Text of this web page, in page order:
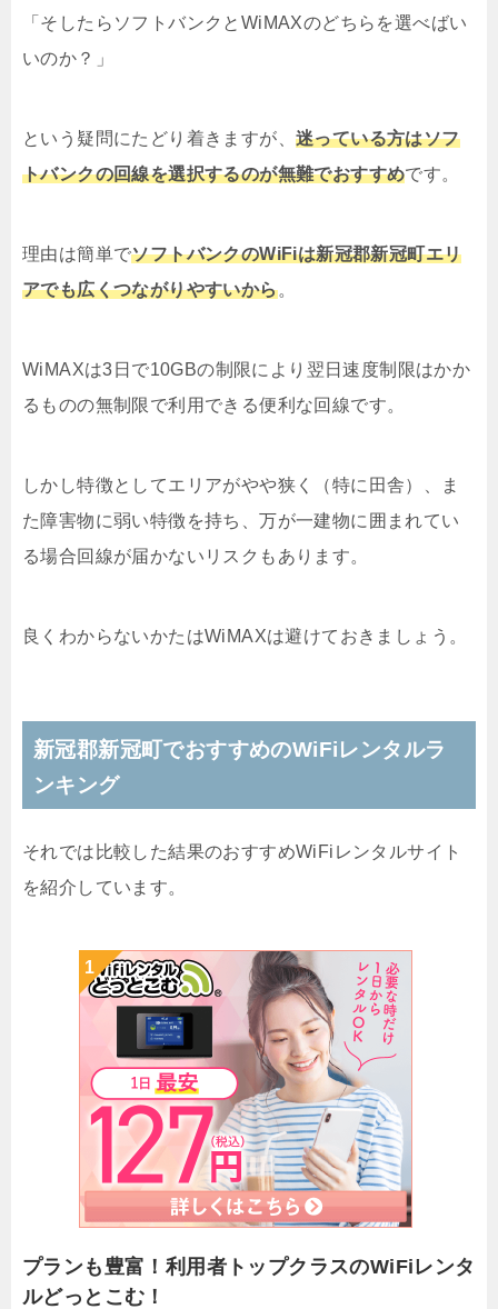
「そしたらソフトバンクとWiMAXのどちらを選べばい
いのか？」
という疑問にたどり着きますが、 迷っている方はソフ
トバンクの回線を選択するのが無難でおすすめです。
理由は簡単でソフトバンクのWiFiは新冠郡新冠町エリ
アでも広くつながりやすいから。
WiMAXは3日で10GBの制限により翌日速度制限はかか
るものの無制限で利用できる便利な回線です。
しかし特徴としてエリアがやや狭く（特に田舎）、ま
た障害物に弱い特徴を持ち、万が一建物に囲まれてい
る場合回線が届かないリスクもあります。
良くわからないかたはWiMAXは避けておきましょう。
新冠郡新冠町でおすすめのWiFiレンタルラ
ンキング
それでは比較した結果のおすすめWiFiレンタルサイト
を紹介しています。
プランも豊富！利用者トップクラスのWiFiレンタ
ルどっとこむ！